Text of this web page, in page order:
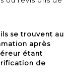
se trouvent au
après
étant
de